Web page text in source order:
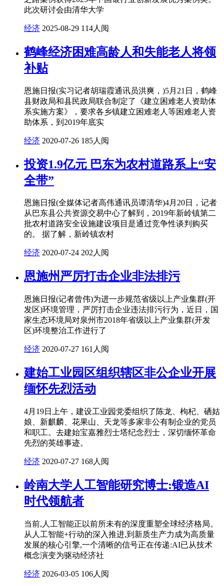
此次研讨会由清华大学
经济 2025-08-29 114人阅
鹤峰经济困难高龄人和失能老人将领
补贴
恩施日报(实习记者胡瑞霞通讯员洪爽，)5月21日，鹤峰
县财政局和县民政局联合制定了《建立困难老人资助体
系实施方案》，要求各乡镇建立困难老人等困难老人资
助体系，到2019年底实
经济 2020-07-26 185人阅
投资1.9亿元 巴东为农村道路系上“安
全带”
恩施日报(全媒体记者高伟通讯员谭清华)4月20日，记者
从巴东县公共资源交易中心了解到，2019年新岭镇第二
批农村道路安全设施建设项目是通过竞争性谈判购买
的。 据了解，新岭镇农村
经济 2020-07-24 202人阅
恩施州严厉打击企业非法排污
恩施日报(记者曾伟)为进一步规范省级以上产业集群(开
发区)环境管理，严厉打击企业违法排污行为，近日，国
家生态环境局对泉州市2018年省级以上产业集群(开发
区)环境整治工作进行了
经济 2020-07-27 161人阅
建始工业园区组织辖区非公企业开展
缅怀先烈活动
4月19日上午，建设工业园党委组织了陈龙、枸杞、硒姑
娘、新麒麟、花果山、天龙等多家非公有制企业的党员
和职工。去建始宝嘉雅烈士塔纪念烈士，深切缅怀革命
先烈的英雄事迹。
经济 2020-07-27 168人阅
岭南大学人工智能研究博士:锻造AI
时代领航者
当前,人工智能正以前所未有的深度重塑全球经济格局。
从人工智能+行动的深入推进,到新质生产力成为高质量
发展的核心引擎,一个清晰的信号正在传递:AI已从技术
概念演变为驱动经济社
经济 2026-03-05 106人阅